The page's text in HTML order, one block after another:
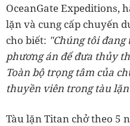
OceanGate Expeditions,
lặn và cung cấp chuyến
cho biết: "Chúng tôi
phương án để đưa thủy
Toàn bộ trọng tâm của
thuyền viên trong tàu
Tàu lặn Titan chở theo 5